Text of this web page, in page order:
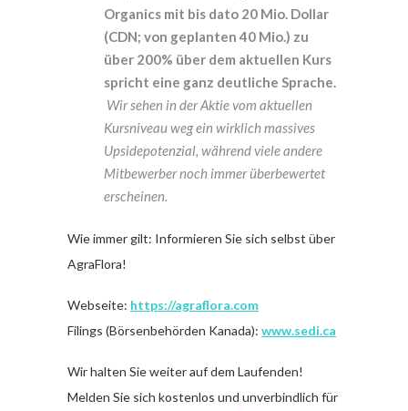
Organics mit bis dato 20 Mio. Dollar
(CDN; von geplanten 40 Mio.) zu
über 200% über dem aktuellen Kurs
spricht eine ganz deutliche Sprache.
Wir sehen in der Aktie vom aktuellen
Kursniveau weg ein wirklich massives
Upsidepotenzial, während viele andere
Mitbewerber noch immer überbewertet
erscheinen.
Wie immer gilt: Informieren Sie sich selbst über
AgraFlora!
Webseite: https://agraflora.com
Filings (Börsenbehörden Kanada): www.sedi.ca
Wir halten Sie weiter auf dem Laufenden!
Melden Sie sich kostenlos und unverbindlich für